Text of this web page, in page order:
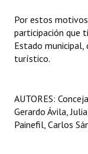
Por estos
participación que
Estado municipal,
turístico.
AUTORES:
Gerardo Ávila,
Painefil, Carlos